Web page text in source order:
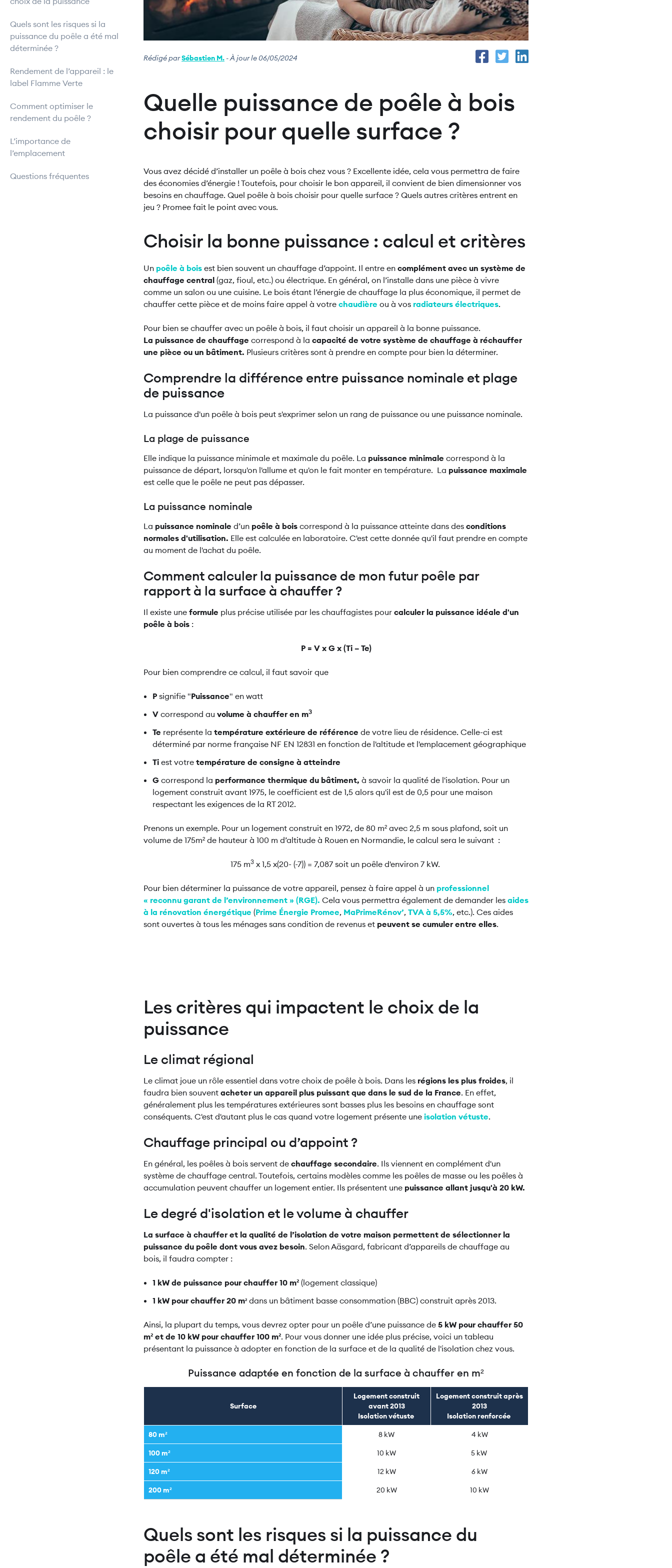
Quels sont les risques si la
puissance du poêle a été mal
déterminée ?
Rendement de l’appareil : le
label Flamme Verte
Comment optimiser le
rendement du poêle ?
L’importance de
l’emplacement
Questions fréquentes
Rédigé parSébastien M. - À jour le 06/05/2024
Quelle puissance de poêle à bois
choisir pour quelle surface ?
Vous avez décidé d’installer un poêle à bois chez vous ? Excellente idée, cela vous permettra de faire
des économies d’énergie ! Toutefois, pour choisir le bon appareil, il convient de bien dimensionner vos
besoins en chauffage. Quel poêle à bois choisir pour quelle surface ? Quels autres critères entrent en
jeu ? Promee fait le point avec vous.
Choisir la bonne puissance : calcul et critères
Un poêle à bois est bien souvent un chauffage d’appoint. Il entre en complément avec un système de
chauffage central (gaz, fioul, etc.) ou électrique. En général, on l’installe dans une pièce à vivre
comme un salon ou une cuisine. Le bois étant l’énergie de chauffage la plus économique, il permet de
chauffer cette pièce et de moins faire appel à votre chaudière ou à vos radiateurs électriques.
Pour bien se chauffer avec un poêle à bois, il faut choisir un appareil à la bonne puissance.
La puissance de chauffage correspond à la capacité de votre système de chauffage à réchauffer
une pièce ou un bâtiment. Plusieurs critères sont à prendre en compte pour bien la déterminer.
Comprendre la différence entre puissance nominale et plage
de puissance
La puissance d'un poêle à bois peut s'exprimer selon un rang de puissance ou une puissance nominale.
La plage de puissance
Elle indique la puissance minimale et maximale du poêle. La puissance minimale correspond à la
puissance de départ, lorsqu'on l'allume et qu'on le fait monter en température. La puissance maximale
est celle que le poêle ne peut pas dépasser.
La puissance nominale
La puissance nominale d’un poêle à bois correspond à la puissance atteinte dans des conditions
normales d'utilisation. Elle est calculée en laboratoire. C'est cette donnée qu'il faut prendre en compte
au moment de l'achat du poêle.
Comment calculer la puissance de mon futur poêle par
rapport à la surface à chauffer ?
Il existe une formule plus précise utilisée par les chauffagistes pour calculer la puissance idéale d'un
poêle à bois :
P = V x G x (Ti – Te)
Pour bien comprendre ce calcul, il faut savoir que
P signifie "Puissance" en watt
V correspond au volume à chauffer en m3
Te représente la température extérieure de référence de votre lieu de résidence. Celle-ci est
déterminé par norme française NF EN 12831 en fonction de l'altitude et l'emplacement géographique
Ti est votre température de consigne à atteindre
G correspond la performance thermique du bâtiment, à savoir la qualité de l'isolation. Pour un
logement construit avant 1975, le coefficient est de 1,5 alors qu'il est de 0,5 pour une maison
respectant les exigences de la RT 2012.
Prenons un exemple. Pour un logement construit en 1972, de 80 m² avec 2,5 m sous plafond, soit un
volume de 175m² de hauteur à 100 m d’altitude à Rouen en Normandie, le calcul sera le suivant :
175 m3x 1,5 x(20- (-7)) = 7,087 soit un poêle d'environ 7 kW.
Pour bien déterminer la puissance de votre appareil, pensez à faire appel à un professionnel
« reconnu garant de l’environnement » (RGE). Cela vous permettra également de demander les aides
à la rénovation énergétique (Prime Énergie Promee, MaPrimeRénov’, TVA à 5,5%, etc.). Ces aides
sont ouvertes à tous les ménages sans condition de revenus et peuvent se cumuler entre elles.
Les critères qui impactent le choix de la
puissance
Le climat régional
Le climat joue un rôle essentiel dans votre choix de poêle à bois. Dans les régions les plus froides, il
faudra bien souvent acheter un appareil plus puissant que dans le sud de la France. En effet,
généralement plus les températures extérieures sont basses plus les besoins en chauffage sont
conséquents. C'est d'autant plus le cas quand votre logement présente une isolation vétuste.
Chauffage principal ou d’appoint ?
En général, les poêles à bois servent de chauffage secondaire. Ils viennent en complément d'un
système de chauffage central. Toutefois, certains modèles comme les poêles de masse ou les poêles à
accumulation peuvent chauffer un logement entier. Ils présentent une puissance allant jusqu'à 20 kW.
Le degré d'isolation et le volume à chauffer
La surface à chauffer et la qualité de l’isolation de votre maison permettent de sélectionner la
puissance du poêle dont vous avez besoin. Selon Aäsgard, fabricant d’appareils de chauffage au
bois, il faudra compter :
1 kW de puissance pour chauffer 10 m² (logement classique)
1 kW pour chauffer 20 m² dans un bâtiment basse consommation (BBC) construit après 2013.
Ainsi, la plupart du temps, vous devrez opter pour un poêle d’une puissance de 5 kW pour chauffer 50
m² et de 10 kW pour chauffer 100 m². Pour vous donner une idée plus précise, voici un tableau
présentant la puissance à adopter en fonction de la surface et de la qualité de l'isolation chez vous.
Puissance adaptée en fonction de la surface à chauffer en m²
Surface
Logement construit
avant 2013
Isolation vétuste
Logement construit après
2013
Isolation renforcée
80 m² 8 kW 4 kW
100 m² 10 kW 5 kW
120 m² 12 kW 6 kW
200 m² 20 kW 10 kW
Quels sont les risques si la puissance du
poêle a été mal déterminée ?